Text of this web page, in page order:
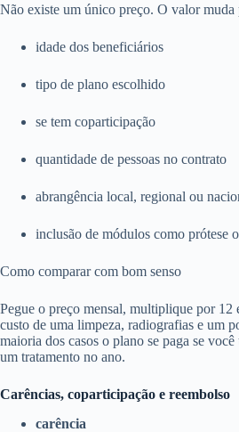
Não existe um único preço. O valor muda
idade dos beneficiários
tipo de plano escolhido
se tem coparticipação
quantidade de pessoas no contrato
abrangência local, regional ou
inclusão de módulos como prótese
Como comparar com bom senso
Pegue o preço mensal, multiplique por 12
custo de uma limpeza, radiografias e um
maioria dos casos o plano se paga se
um tratamento no ano.
Carências, coparticipação e reembolso
carência